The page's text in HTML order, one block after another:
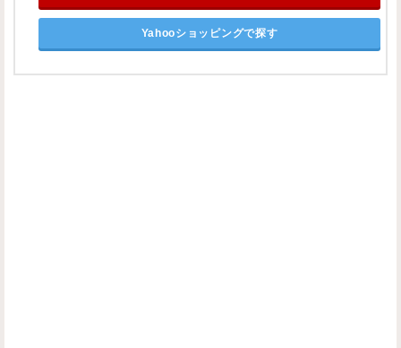
Yahooショッピングで探す